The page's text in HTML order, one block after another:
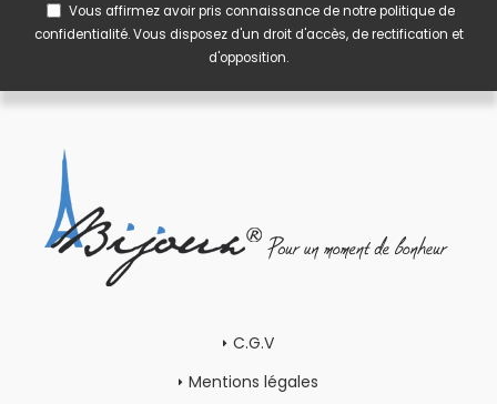
Vous affirmez avoir pris connaissance de notrepolitique de
confidentialité. Vous disposez d'un droit d'accès, de rectification et
d'opposition.
C.G.V
Mentions légales